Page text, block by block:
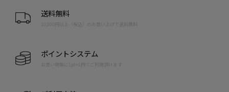
送料無料
10,000円以上（税込）のお買い上げで送料無料
ポイントシステム
お買い物毎に1pt=1円でご利用頂けます